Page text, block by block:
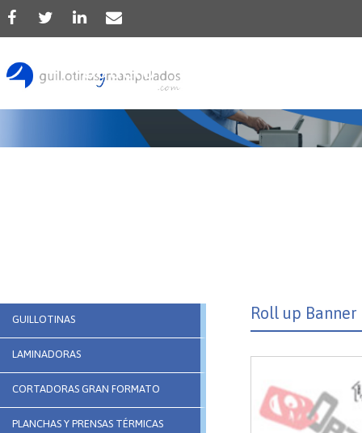
Producto
GUILLOTINAS
LAMINADORAS
CORTADORAS GRAN FORMATO
PLANCHAS Y PRENSAS TÉRMICAS
Roll up